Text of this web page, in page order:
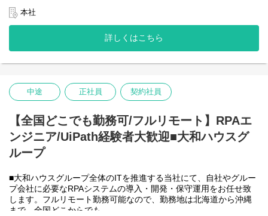
児、介護などとの両立も可能です。社員が仕事をしやすい環境を
務としチームの拡大を図っています。
なお、フルリモート勤務可能なので、勤務地は北海道から沖縄ま
で、日本全国どこからでも働いていただけます。
入社日以外の出社は年１～４回程度なので、入社後の勤務地は国
また、働く時間に制限もなく、月160時間の勤務で、午前５時～２
を途中で中断したり、働く時間を調整できるので、家事、育児、
介護などとの両立も可能です。社員が仕事をしやすい環境を整え
フレックスです。
●AIチーム(４名)●
業務内容
・Microsoft Copilot を利用したエージェント運用・管理
・生成AIを用いたAIエージェントの設計・開発・改善
・Azureを利用したAIエージェント基盤の構築・連携
・AIエージェントの運用支援
入社後は研修の後、チーム開発をベースにOJTを行いながら実案
本社
詳しくはこちら
中途 正社員 契約社員
【全国どこでも勤務可/フルリモート】RPAエ
ンジニア/UiPath経験者大歓迎■大和ハウスグ
ループ
■大和ハウスグループ全体のITを推進する当社にて、自社やグルー
プ会社に必要なRPAシステムの導入・開発・保守運用をお任せ致
します。フルリモート勤務可能なので、勤務地は北海道から沖縄
まで、全国どこからでも